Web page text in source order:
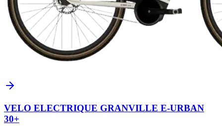
VELO ELECTRIQUE GRANVILLE E-URBAN
30+